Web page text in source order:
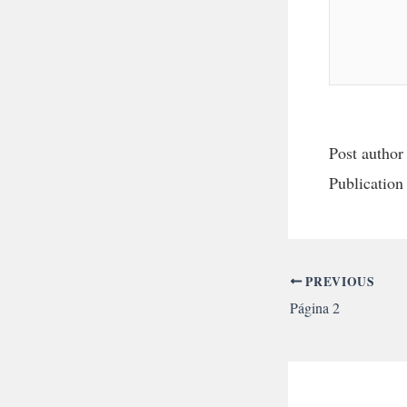
Post author
PREVIOUS
Página 2